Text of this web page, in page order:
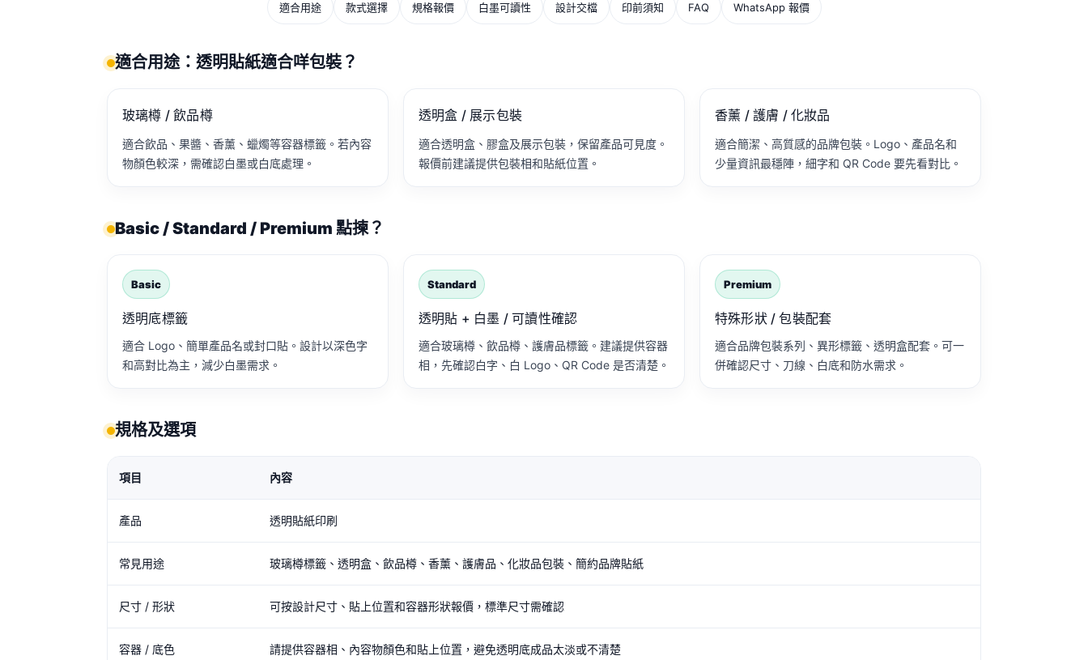
適合用途 款式選擇 規格報價 白墨可讀性 設計交檔 印前須知 FAQ WhatsApp 報價
適合用途：透明貼紙適合咩包裝？
玻璃樽 / 飲品樽
適合飲品、果醬、香薰、蠟燭等容器標籤。若內容
物顏色較深，需確認白墨或白底處理。
透明盒 / 展示包裝
適合透明盒、膠盒及展示包裝，保留產品可見度。
報價前建議提供包裝相和貼紙位置。
香薰 / 護膚 / 化妝品
適合簡潔、高質感的品牌包裝。Logo、產品名和
少量資訊最穩陣，細字和 QR Code 要先看對比。
Basic / Standard / Premium 點揀？
Basic
透明底標籤
適合 Logo、簡單產品名或封口貼。設計以深色字
和高對比為主，減少白墨需求。
Standard
透明貼 + 白墨 / 可讀性確認
適合玻璃樽、飲品樽、護膚品標籤。建議提供容器
相，先確認白字、白 Logo、QR Code 是否清楚。
Premium
特殊形狀 / 包裝配套
適合品牌包裝系列、異形標籤、透明盒配套。可一
併確認尺寸、刀線、白底和防水需求。
規格及選項
項目 內容
產品 透明貼紙印刷
常見用途 玻璃樽標籤、透明盒、飲品樽、香薰、護膚品、化妝品包裝、簡約品牌貼紙
尺寸 / 形狀 可按設計尺寸、貼上位置和容器形狀報價，標準尺寸需確認
容器 / 底色 請提供容器相、內容物顏色和貼上位置，避免透明底成品太淡或不清楚